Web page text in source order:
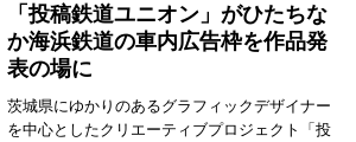
「投稿鉄道ユニオン」がひたちな
か海浜鉄道の車内広告枠を作品発
表の場に
茨城県にゆかりのあるグラフィックデザイナー
を中心としたクリエーティブプロジェクト「投